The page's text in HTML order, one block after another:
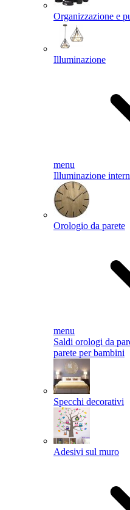
Organizzazione e
Illuminazione
menu
Illuminazione
Orologio da parete
menu
Saldi orologi da
parete per bambini
Specchi decorativi
Adesivi sul muro